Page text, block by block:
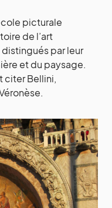
picturale
de l’art
par leur
et du paysage.
citer Bellini,